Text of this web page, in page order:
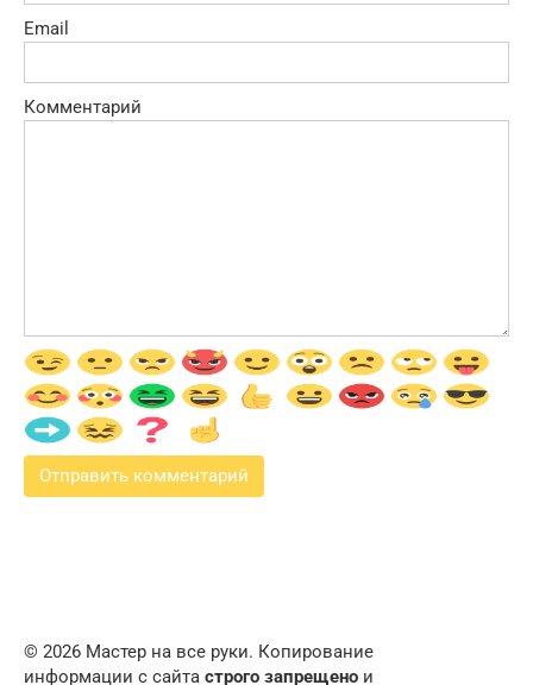
Email
Комментарий
© 2026 Мастер на все руки. Копирование
информации с сайта строго запрещено и